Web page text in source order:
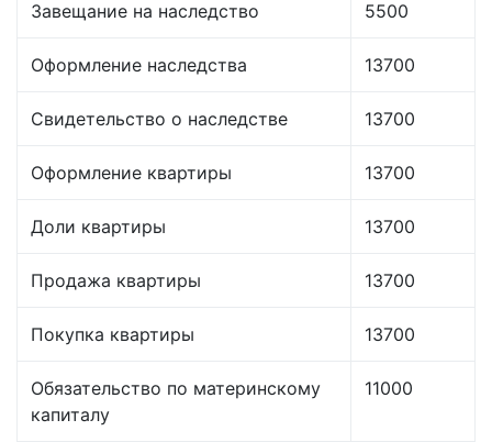
Завещание на наследство 5500
Оформление наследства 13700
Свидетельство о наследстве 13700
Оформление квартиры 13700
Доли квартиры 13700
Продажа квартиры 13700
Покупка квартиры 13700
Обязательство по материнскому
капиталу
11000